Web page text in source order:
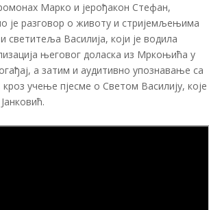
Марко и јерођакон Стефан,
је разговор о животу и стријемљењима
Василија, који је водила
његовог доласка из Мркоњића у
а затим и аудитивно упознавање са
учење пјесме о Светом Василију, које